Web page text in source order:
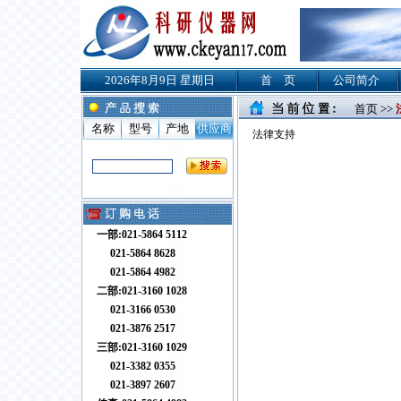
2026年8月9日 星期日 首 页 公司简介
名称 型号 产地 供应商
一部:021-5864 5112
021-5864 8628
021-5864 4982
二部:021-3160 1028
021-3166 0530
021-3876 2517
三部:021-3160 1029
021-3382 0355
021-3897 2607
首页 >>
法律支持